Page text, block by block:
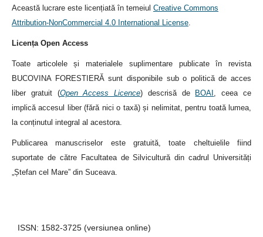
Această lucrare este licențiată în temeiul Creative Commons
Attribution-NonCommercial 4.0 International License.
Licența Open Access
Toate articolele și materialele suplimentare publicate în revista
BUCOVINA FORESTIERĂ sunt disponibile sub o politică de acces
liber gratuit (Open Access Licence) descrisă de BOAI , ceea ce
implică accesul liber (fără nici o taxă) și nelimitat, pentru toată lumea,
la conținutul integral al acestora.
Publicarea manuscriselor este gratuită, toate cheltuielile fiind
suportate de către Facultatea de Silvicultură din cadrul Universități
„Ștefan cel Mare” din Suceava.
ISSN: 1582-3725 (versiunea online)